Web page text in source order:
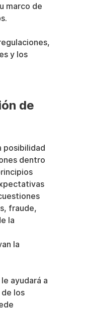
marco de
y los
de
posibilidad
dentro
fraude,
la
la
ayudará a
los